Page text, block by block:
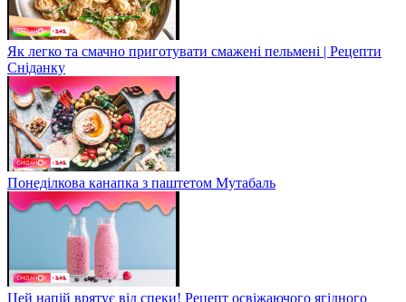
Як легко та смачно приготувати смажені пельмені | Рецепти
Сніданку
Понеділкова канапка з паштетом Мутабаль
Цей напій врятує від спеки! Рецепт освіжаючого ягідного